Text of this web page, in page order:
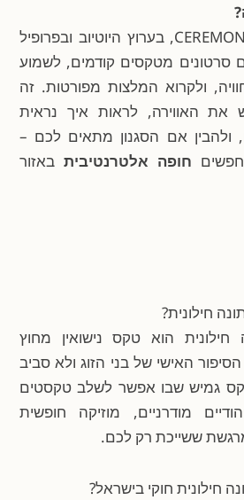
בהחלט. באתר CEREMONYOU, בערוץ היוטיוב ובפרופיל
סרטונים מטקסים קודמים, לשמוע
ולקרוא המלצות מפורטות. זה
האווירה, לראות איך נראית
אם הסגנון מתאים לכם –
חופה אלטרנטיביתבאזור
חילונית?
הוא טקס נישואין מחוץ
האישי של בני הזוג ולא סביב
גמיש שבו אפשר לשלב טקסטים
מודרניים, מוזיקה חופשית
מרגשת ששייכת רק לכם.
חוקי בישראל?